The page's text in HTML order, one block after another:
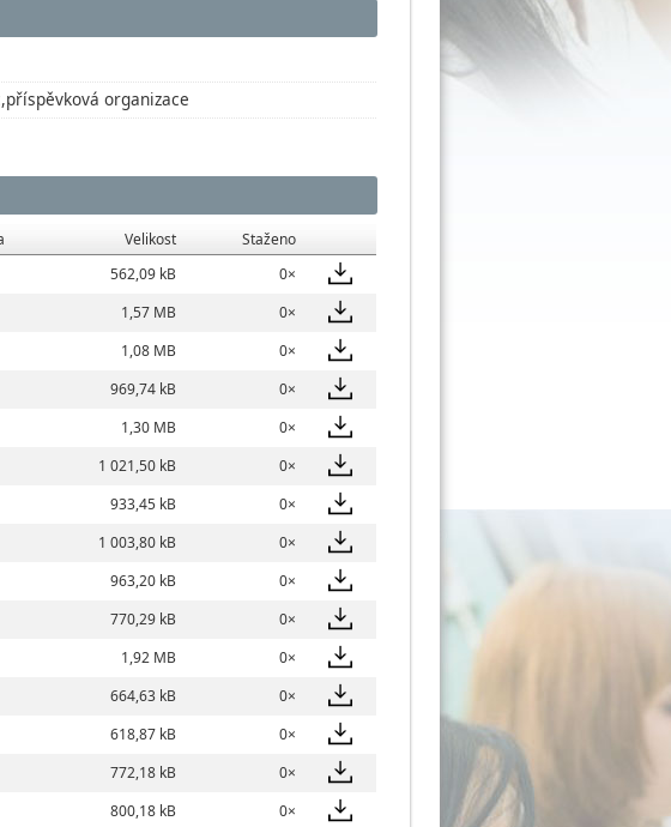
organizace
Velikost
Staženo
562,09 kB
0×
1,57 MB
0×
1,08 MB
0×
969,74 kB
0×
1,30 MB
0×
1 021,50 kB
0×
933,45 kB
0×
1 003,80 kB
0×
963,20 kB
0×
770,29 kB
0×
1,92 MB
0×
664,63 kB
0×
618,87 kB
0×
772,18 kB
0×
800,18 kB 0×